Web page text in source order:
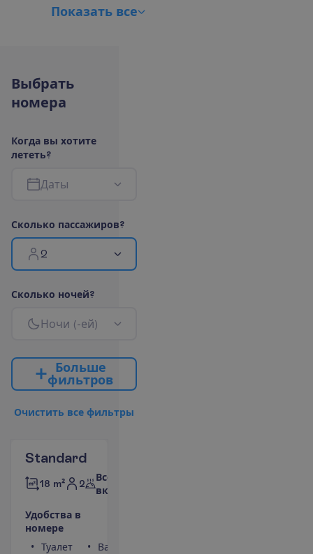
Показать все
Выбрать
номера
Когда вы хотите
лететь?
Даты
Сколько пассажиров?
2
Сколько ночей?
Ночи (-ей)
Больше
фильтров
Очистить все фильтры
Standard
18 m² 2
Все
включено
Удобства в
номере
Туалет
Ванна или душ